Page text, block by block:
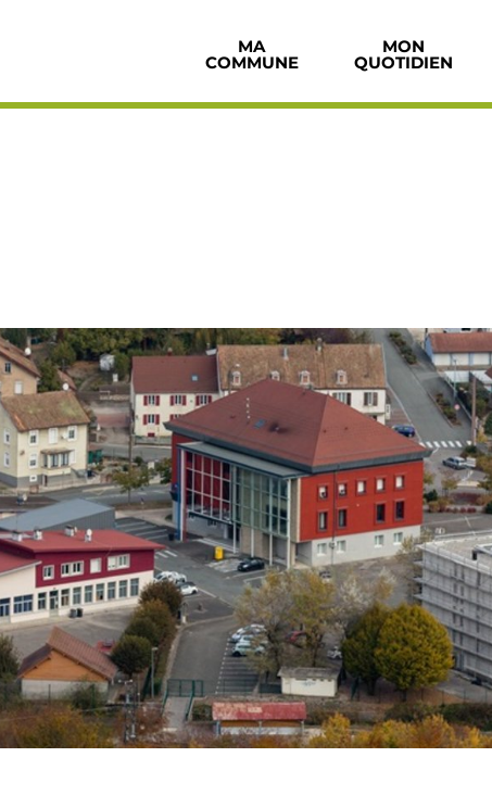
MA
COMMUNEAccès au sous-menu de Ma
MON
QUOTIDIEN
Accès au